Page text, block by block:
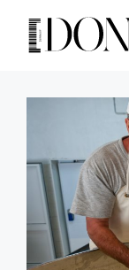
contenuto